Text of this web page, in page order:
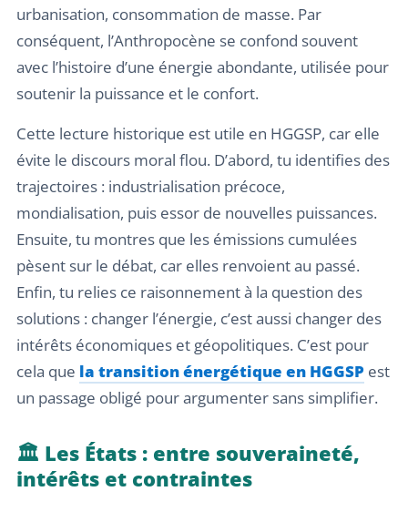
urbanisation, consommation de masse. Par
conséquent, l’Anthropocène se confond souvent
avec l’histoire d’une énergie abondante, utilisée pour
soutenir la puissance et le confort.
Cette lecture historique est utile en HGGSP, car elle
évite le discours moral flou. D’abord, tu identifies des
trajectoires : industrialisation précoce,
mondialisation, puis essor de nouvelles puissances.
Ensuite, tu montres que les émissions cumulées
pèsent sur le débat, car elles renvoient au passé.
Enfin, tu relies ce raisonnement à la question des
solutions : changer l’énergie, c’est aussi changer des
intérêts économiques et géopolitiques. C’est pour
cela que la transition énergétique en HGGSP est
un passage obligé pour argumenter sans simplifier.
🏛️ Les États : entre souveraineté,
intérêts et contraintes